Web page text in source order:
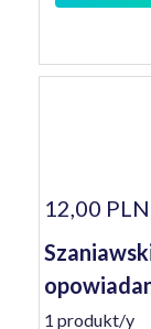
12,00 PLN
1 produkt/y